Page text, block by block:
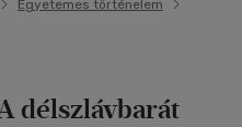
Egyetemes történelem
délszlávbarát